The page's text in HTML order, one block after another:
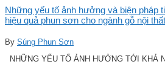
Những yếu tố ảnh hưởng và biện pháp
hiệu quả phun sơn cho ngành gỗ nội thất
By Súng Phun Sơn
NHỮNG YẾU TỐ ẢNH HƯỞNG TỚI KHẢ